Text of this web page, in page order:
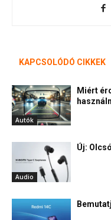
KAPCSOLÓDÓ CIKKEK
Autók
Miért
Audio
Új: